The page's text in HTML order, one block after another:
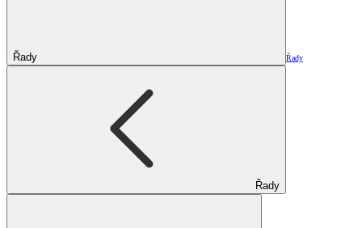
Řady Řady
Řady